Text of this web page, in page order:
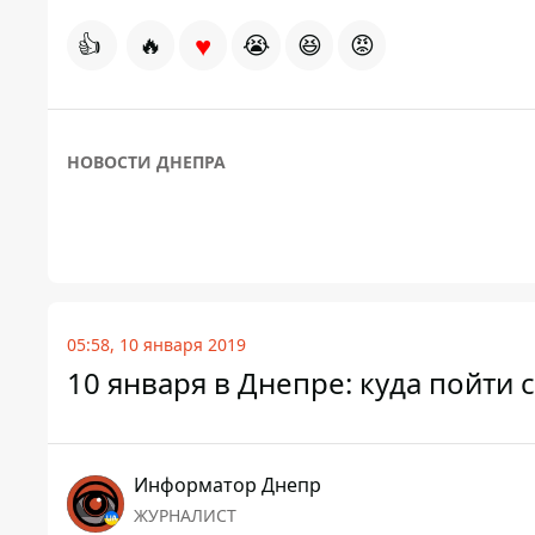
👍 🔥 ♥ 😭 😆 😡
НОВОСТИ ДНЕПРА
05:58, 10 января 2019
10 января в Днепре: куда пойти
Информатор Днепр
ЖУРНАЛИСТ